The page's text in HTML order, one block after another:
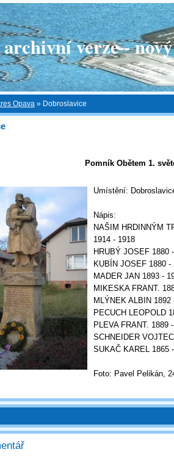
verze -
Opava » Dobroslavice
Pomník Obětem 1.
Umístění:
Nápis:
NAŠIM HRDINNÝM
1914 - 1918
HRUBÝ JOSEF 1880
KUBÍN JOSEF 1880 -
MADER JAN 1893 -
MIKESKA FRANT.
MLÝNEK ALBIN
PECUCH LEOPOLD
PLEVA FRANT. 1889
SCHNEIDER
SUKAČ KAREL 1865
Foto: Pavel Pelikán,